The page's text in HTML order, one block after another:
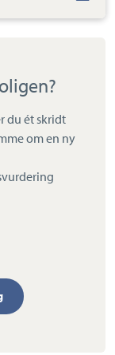
du ét skridt
om en ny